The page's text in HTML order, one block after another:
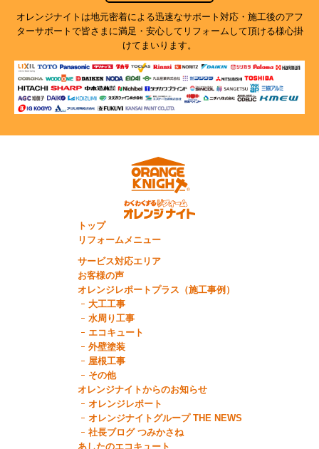
オレンジナイトは地元密着による迅速なサポート対応・施工後のアフ
ターサポートで皆さまに満足・安心してリフォームして頂ける様心掛
けてまいります。
トップ
リフォームメニュー
サービス対応エリア
お客様の声
オレンジレポートプラス（施工事例）
大工工事
水周り工事
エコキュート
外壁塗装
屋根工事
その他
オレンジナイトからのお知らせ
オレンジレポート
オレンジナイトグループ THE NEWS
社長ブログ つみかさね
あしたのエコキュート